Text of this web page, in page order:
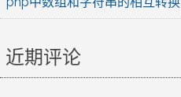
近期评论